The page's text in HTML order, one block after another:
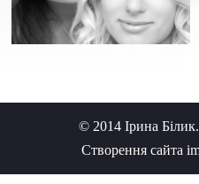
MIDTOWN
© 2014 Ірина
Створення сайта